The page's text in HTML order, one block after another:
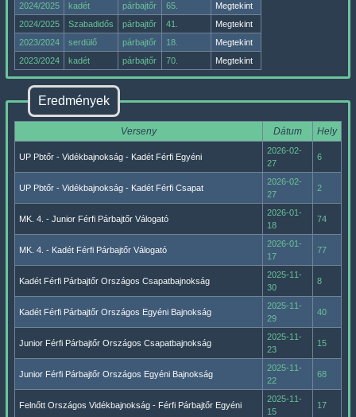
2024/2025
kadét párbajtőr 65.
Megtekint
2024/2025
Szabadidős párbajtőr 41.
Megtekint
2023/2024
serdülő párbajtőr 18.
Megtekint
2023/2024
kadét párbajtőr 70. Megtekint
Eredmények
Verseny Dátum Hely
UP Pbtőr - Vidékbajnokság - Kadét Férfi Egyéni
2026-02-
27
6
UP Pbtőr - Vidékbajnokság - Kadét Férfi Csapat
2026-02-
27
2
MK. 4. - Junior Férfi Párbajtőr Válogató
2026-01-
18
74
MK. 4. - Kadét Férfi Párbajtőr Válogató
2026-01-
17
77
Kadét Férfi Párbajtőr Országos Csapatbajnokság
2025-11-
30
8
Kadét Férfi Párbajtőr Országos Egyéni Bajnokság
2025-11-
29
40
Junior Férfi Párbajtőr Országos Csapatbajnokság
2025-11-
23
15
Junior Férfi Párbajtőr Országos Egyéni Bajnokság
2025-11-
22
68
Felnőtt Országos Vidékbajnokság - Férfi Párbajtőr Egyéni
2025-11-
15
17